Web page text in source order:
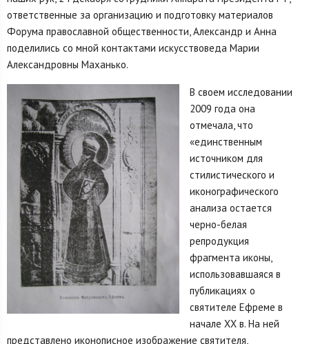
ответственные за организацию и подготовку материалов
Форума православной общественности, Александр и Анна
поделились со мной контактами искусствоведа Марии
Александровны Маханько.
В своем исследовании
2009 года она
отмечала, что
«единственным
источником для
стилистического и
иконографического
анализа остается
черно-белая
репродукция
фрагмента иконы,
использовавшаяся в
публикациях о
святителе Ефреме в
начале XX в. На ней
представлено иконописное изображение святителя,